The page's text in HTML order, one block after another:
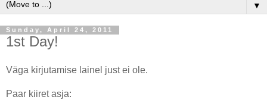
▼
Sunday, April 24, 2011
1st Day!
Väga kirjutamise lainel just ei ole.
Paar kiiret asja: